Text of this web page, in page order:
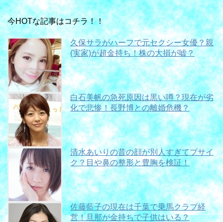
今HOTな記事はコチラ！！
久保サラがハーフで元セクシー女優？親
(実家)が超金持ち！株の大損が嘘？
白石美帆の急死原因は黒い噂？現在が劣
化で悲惨！長野博との離婚危機？
清水あいりの昔の顔が別人すぎてブサイ
ク？目や鼻の整形と豊胸を検証！
佐藤藍子の現在は千葉で乗馬クラブ経
営！旦那が金持ちで子供はいる？